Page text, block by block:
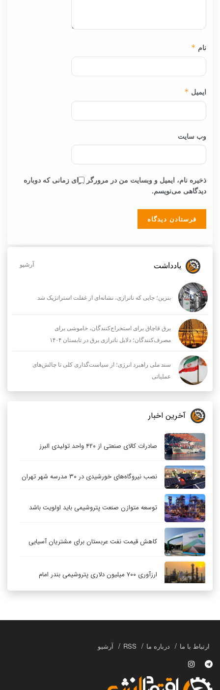
نام *
ایمیل *
وب‌ سایت
ذخیره نام، ایمیل و وبسایت من در مرورگر برای زمانی که دوباره
دیدگاهی می‌نویسم.
یادداشت آرشیو
بنزین؛ جایی که ناترازی، نشانه‌ای از غفلت استراتژیک شد
برق قاچاق برای استخراج‌کنندگان، خاموشی برای
مصرف‌کنندگان؛ دلایل ناترازی برق در تابستان ۱۴۰۴
سند ملی راهبرد انرژی؛ از سیاست‌گذاری کلی تا چالش‌های
عملیاتی
آخرین اخبار
صادرات کالای صنعتی از ۴۲۰ واحد تولیدی البرز
نصب نیروگاه‌های خورشیدی در ۳۰ مدرسه شهر تهران
توسعه متوازن صنعت پتروشیمی باید اولویت باشد
کاهش قیمت نفت عربستان برای مشتریان آسیایی
ارزآوری ۷۰۰ میلیون دلاری پتروشیمی بندر امام
ارتباط با ما درباره ما RSS آرشیو